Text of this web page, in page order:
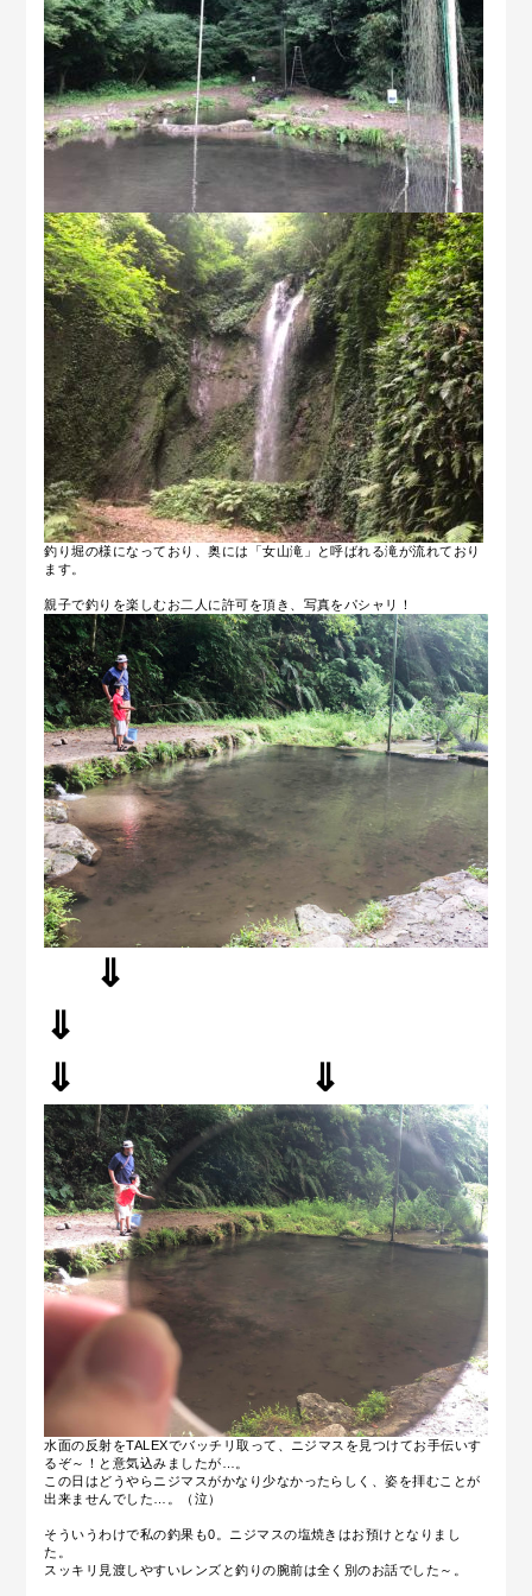
釣り堀の様になっており、奥には「女山滝」と呼ばれる滝が流れており
ます。
親子で釣りを楽しむお二人に許可を頂き、写真をパシャリ！
⇓
⇓
⇓ ⇓
水面の反射をTALEXでバッチリ取って、ニジマスを見つけてお手伝いす
るぞ～！と意気込みましたが…。
この日はどうやらニジマスがかなり少なかったらしく、姿を拝むことが
出来ませんでした…。（泣）
そういうわけで私の釣果も0。ニジマスの塩焼きはお預けとなりまし
た。
スッキリ見渡しやすいレンズと釣りの腕前は全く別のお話でした～。